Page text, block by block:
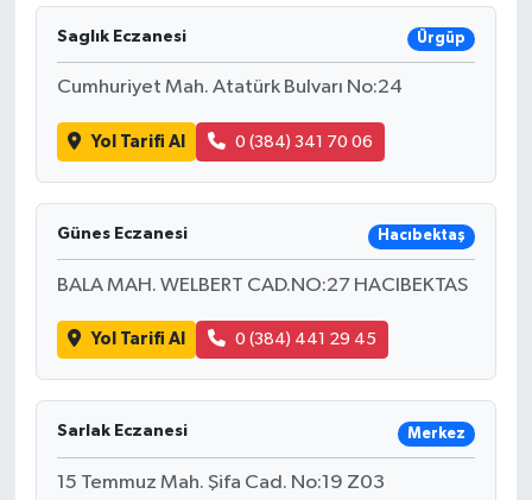
Saglık Eczanesi Ürgüp
Cumhuriyet Mah. Atatürk Bulvarı No:24
Yol Tarifi Al 0 (384) 341 70 06
Günes Eczanesi Hacıbektaş
BALA MAH. WELBERT CAD.NO:27 HACIBEKTAS
Yol Tarifi Al 0 (384) 441 29 45
Sarlak Eczanesi Merkez
15 Temmuz Mah. Şifa Cad. No:19 Z03